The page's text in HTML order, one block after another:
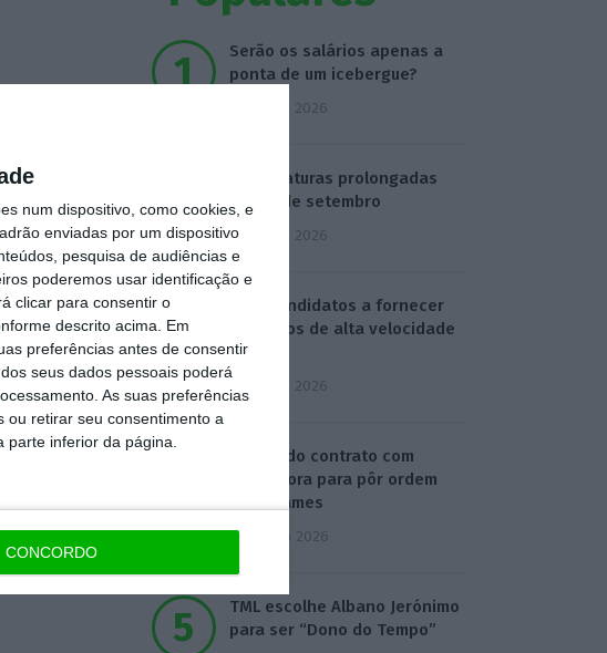
num dispositivo, como cookies, e
enviadas por um dispositivo
pesquisa de audiências e
poderemos usar identificação e
clicar para consentir o
descrito acima. Em
preferências antes de consentir
seus dados pessoais poderá
As suas preferências
ou retirar seu consentimento a
inferior da página.
CONCORDO
Serão os salários apenas a
ponta de um icebergue?
3 Agosto 2026
Candidaturas prolongadas
até 10 de setembro
3 Agosto 2026
Há 2 candidatos a fornecer
comboios de alta velocidade
à CP
3 Agosto 2026
Publicado contrato com
consultora para pôr ordem
nos exames
4 Agosto 2026
TML escolhe Albano Jerónimo
para ser “Dono do Tempo”